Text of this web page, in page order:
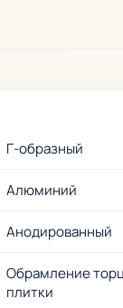
Г-образный
Алюминий
Анодированный
Обрамление
плитки